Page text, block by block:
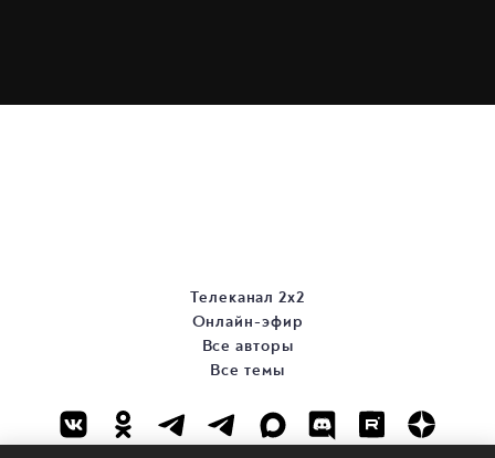
Телеканал 2х2
Онлайн-эфир
Все авторы
Все темы